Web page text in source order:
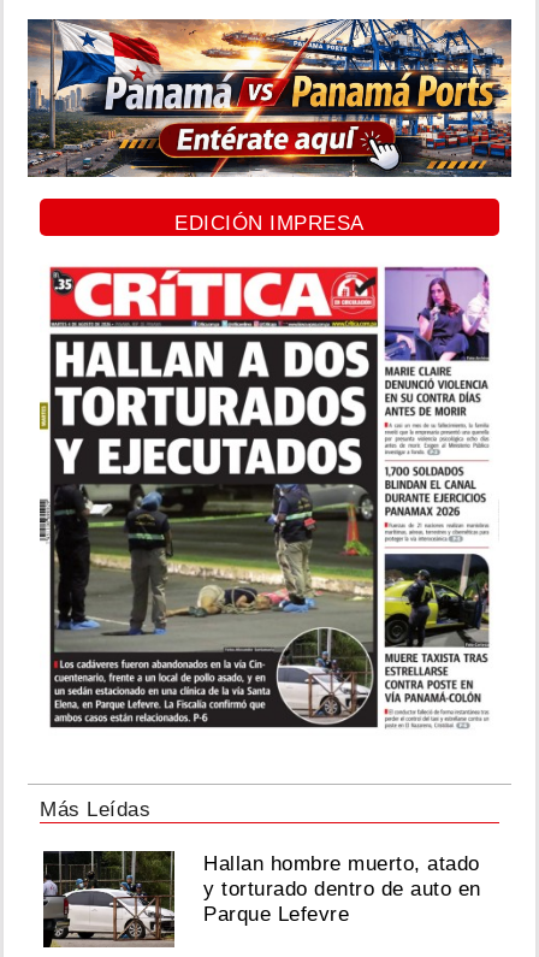
EDICIÓN IMPRESA
Más Leídas
Hallan hombre muerto, atado
y torturado dentro de auto en
Parque Lefevre